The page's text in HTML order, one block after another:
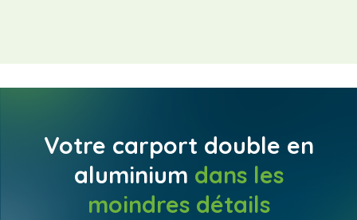
Votre carport double en
aluminium dans les
moindres détails